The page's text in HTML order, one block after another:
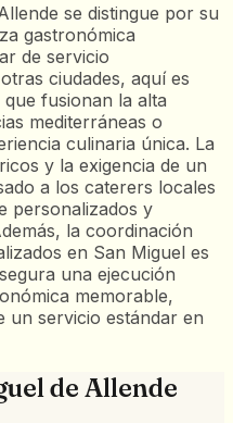
se distingue por su
gastronómica
de servicio
ciudades, aquí es
fusionan la alta
mediterráneas o
culinaria única. La
y la exigencia de un
a los caterers locales
personalizados y
la coordinación
en San Miguel es
una ejecución
memorable,
un servicio estándar en
de Allende